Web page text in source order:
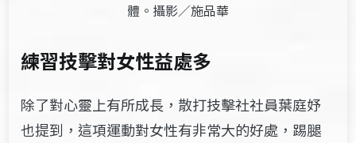
體。攝影／施品華
練習技擊對女性益處多
除了對心靈上有所成長，散打技擊社社員葉庭妤
也提到，這項運動對女性有非常大的好處，踢腿